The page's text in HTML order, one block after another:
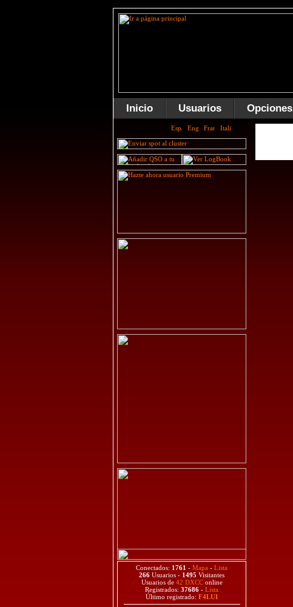
Inicio Usuarios Opciones
Conectados: 1761 - Mapa - Lista
266 Usuarios - 1495 Visitantes
Usuarios de 42 DXCConline
Registrados: 37686 - Lista
Último registrado: F4LUI